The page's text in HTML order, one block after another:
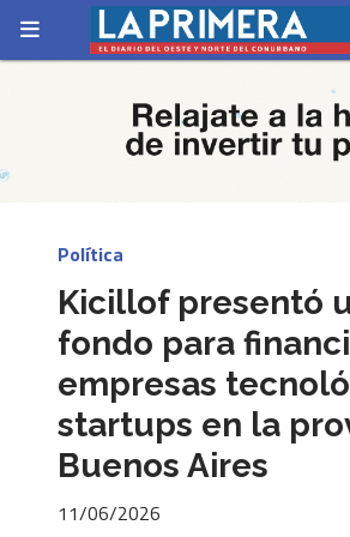
Kicillof presentó
fondo para
empresas
startups en la
Buenos Aires
Política
11/06/2026